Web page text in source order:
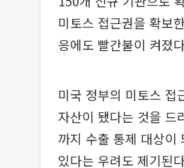
미토스 접근권을 확보
응에도 빨간불이 켜졌
미국 정부의 미토스 접
자산이 됐다는 것을 드
까지 수출 통제 대상이
있다는 우려도 제기된